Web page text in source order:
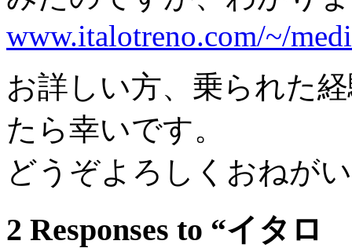
www.italotreno.com/~/
お詳しい方、乗られた
たら幸いです。
どうぞよろしくおねが
2 Responses to “イタ